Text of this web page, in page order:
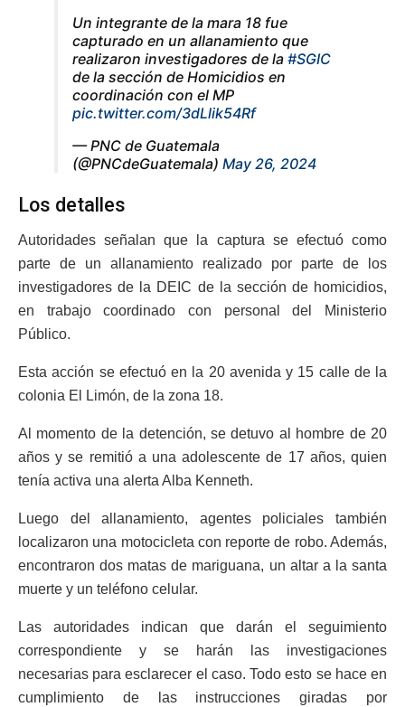
Un integrante de la mara 18 fue
capturado en un allanamiento que
realizaron investigadores de la #SGIC
de la sección de Homicidios en
coordinación con el MP
pic.twitter.com/3dLlik54Rf
— PNC de Guatemala
(@PNCdeGuatemala) May 26, 2024
Los detalles
Autoridades señalan que la captura se efectuó como
parte de un allanamiento realizado por parte de los
investigadores de la DEIC de la sección de homicidios,
en trabajo coordinado con personal del Ministerio
Público.
Esta acción se efectuó en la 20 avenida y 15 calle de la
colonia El Limón, de la zona 18.
Al momento de la detención, se detuvo al hombre de 20
años y se remitió a una adolescente de 17 años, quien
tenía activa una alerta Alba Kenneth.
Luego del allanamiento, agentes policiales también
localizaron una motocicleta con reporte de robo. Además,
encontraron dos matas de mariguana, un altar a la santa
muerte y un teléfono celular.
Las autoridades indican que darán el seguimiento
correspondiente y se harán las investigaciones
necesarias para esclarecer el caso. Todo esto se hace en
cumplimiento de las instrucciones giradas por